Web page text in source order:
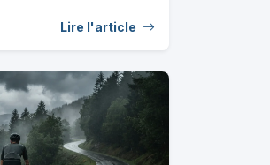
Lire l'article